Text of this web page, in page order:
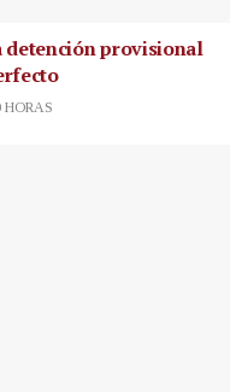
detención provisional